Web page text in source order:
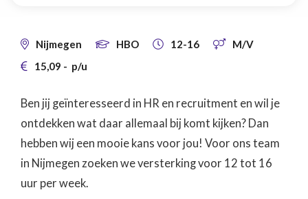
 Nijmegen  HBO  12-16  M/V
 15,09 - p/u
Ben jij geïnteresseerd in HR en recruitment en wil je
ontdekken wat daar allemaal bij komt kijken? Dan
hebben wij een mooie kans voor jou! Voor ons team
in Nijmegen zoeken we versterking voor 12 tot 16
uur per week.